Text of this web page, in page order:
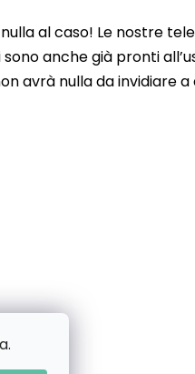
al caso! Le nostre
anche già pronti
avrà nulla da invidiare a